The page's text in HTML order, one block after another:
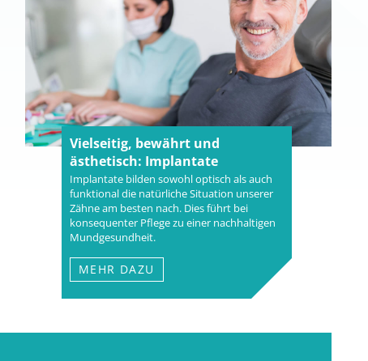
Vielseitig, bewährt und
ästhetisch: Implantate
Implantate bilden sowohl optisch als auch
funktional die natürliche Situation unserer
Zähne am besten nach. Dies führt bei
konsequenter Pflege zu einer nachhaltigen
Mundgesundheit.
MEHR DAZU